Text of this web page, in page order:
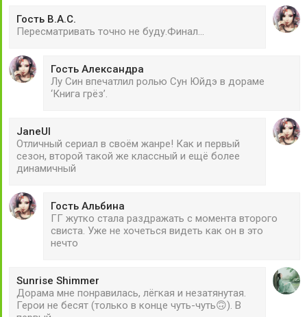
Гость В.А.С.
Пересматривать точно не буду.Финал...
Гость Александра
Лу Син впечатлил ролью Сун Юйдэ в дораме
‘Книга грёз’.
JaneUl
Отличный сериал в своём жанре! Как и первый
сезон, второй такой же классный и ещё более
динамичный
Гость Альбина
ГГ жутко стала раздражать с момента второго
свиста. Уже не хочеться видеть как он в это
нечто
Sunrise Shimmer
Дорама мне понравилась, лёгкая и незатянутая.
Герои не бесят (только в конце чуть-чуть🙃). В